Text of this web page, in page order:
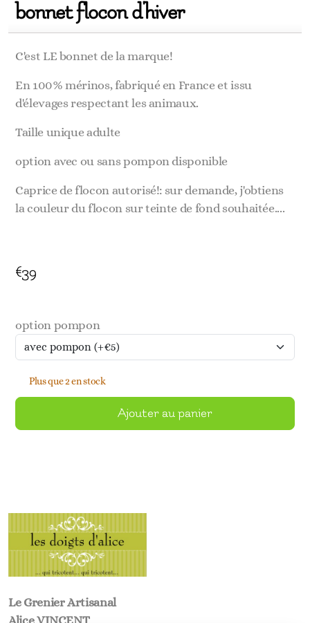
bonnet flocon d'hiver
C'est LE bonnet de la marque!
En 100% mérinos, fabriqué en France et issu
d'élevages respectant les animaux.
Taille unique adulte
option avec ou sans pompon disponible
Caprice de flocon autorisé!: sur demande, j'obtiens
la couleur du flocon sur teinte de fond souhaitée....
€39
option pompon
Plus que 2 en stock
Ajouter au panier
Le Grenier Artisanal
Alice VINCENT